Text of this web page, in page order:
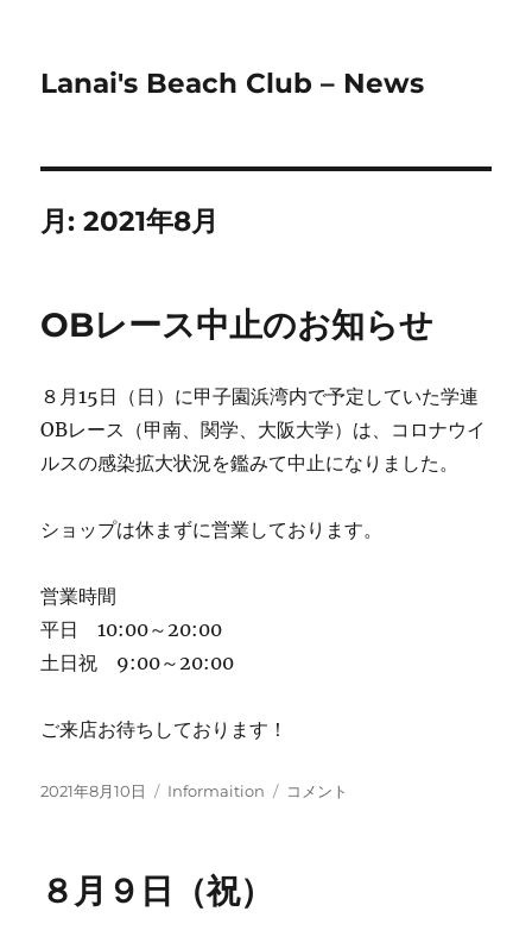
Lanai's Beach Club – News
月:2021年8月
OBレース中止のお知らせ
８月15日（日）に甲子園浜湾内で予定していた学連
OBレース（甲南、関学、大阪大学）は、コロナウイ
ルスの感染拡大状況を鑑みて中止になりました。
ショップは休まずに営業しております。
営業時間
平日 10:00～20:00
土日祝 9:00～20:00
ご来店お待ちしております！
投
2021年8月10日
カ
Informaition
OB
コメント
８月９日（祝）